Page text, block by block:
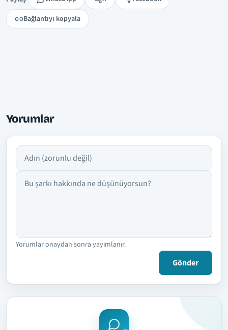
Bağlantıyı kopyala
Yorumlar
Adın
Yorumun
Yorumlar onaydan sonra yayımlanır.
Gönder